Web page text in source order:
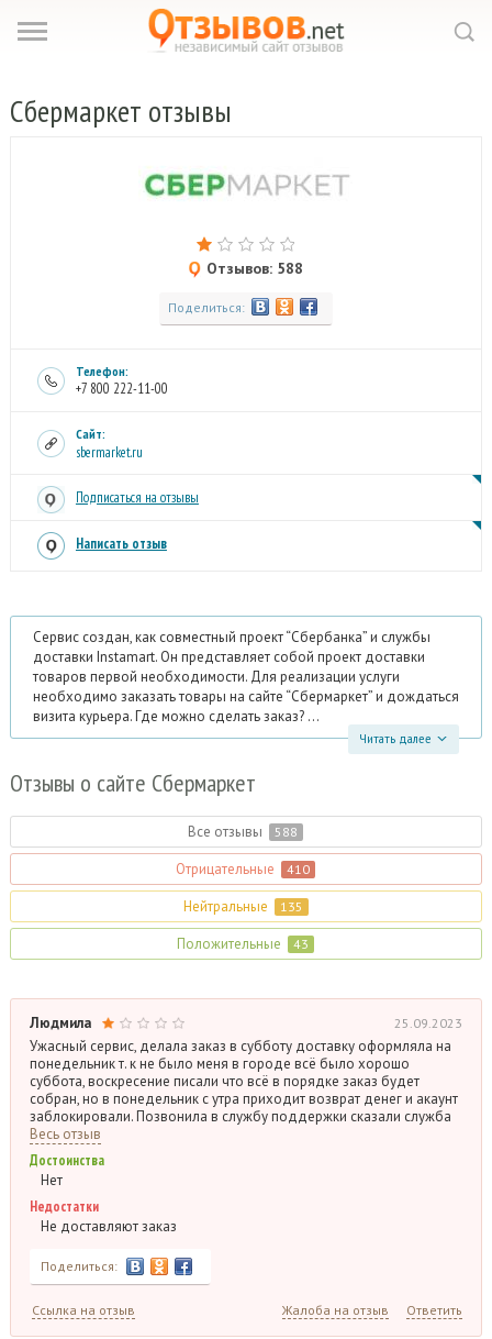
Сбермаркет отзывы
Отзывов: 588
Поделиться:
Телефон:
+7 800 222-11-00
Сайт:
sbermarket.ru
Подписаться на отзывы
Написать отзыв
Сервис создан, как совместный проект “Сбербанка” и службы
доставки Instamart. Он представляет собой проект доставки
товаров первой необходимости. Для реализации услуги
необходимо заказать товары на сайте “Сбермаркет” и дождаться
визита курьера. Где можно сделать заказ? ...
Читать далее
Отзывы о сайте Сбермаркет
Все отзывы 588
Отрицательные 410
Нейтральные 135
Положительные 43
Людмила 25.09.2023
Ужасный сервис, делала заказ в субботу доставку оформляла на
понедельник т. к не было меня в городе всё было хорошо
суббота, воскресение писали что всё в порядке заказ будет
собран, но в понедельник с утра приходит возврат денег и акаунт
заблокировали. Позвонила в службу поддержки сказали служба
Весь отзыв
Достоинства
Нет
Недостатки
Не доставляют заказ
Поделиться:
Ссылка на отзыв Жалоба на отзыв Ответить